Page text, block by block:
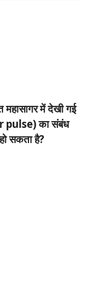
महासागर में देखी गई
pulse) का संबंध
सकता है?